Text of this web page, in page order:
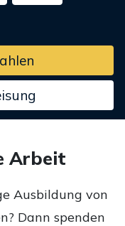
Arbeit
Ausbildung von
Dann spenden